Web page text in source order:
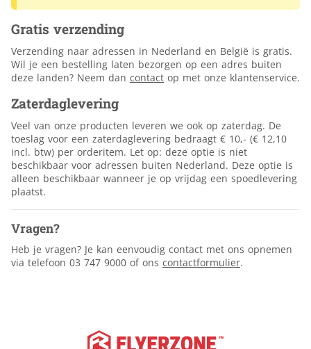
Gratis verzending
Verzending naar adressen in Nederland en België is gratis.
Wil je een bestelling laten bezorgen op een adres buiten
deze landen? Neem dan contact op met onze klantenservice.
Zaterdaglevering
Veel van onze producten leveren we ook op zaterdag. De
toeslag voor een zaterdaglevering bedraagt € 10,- (€ 12,10
incl. btw) per orderitem. Let op: deze optie is niet
beschikbaar voor adressen buiten Nederland. Deze optie is
alleen beschikbaar wanneer je op vrijdag een spoedlevering
plaatst.
Vragen?
Heb je vragen? Je kan eenvoudig contact met ons opnemen
via telefoon 03 747 9000 of ons contactformulier.